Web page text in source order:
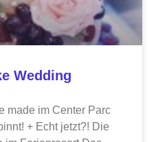
Wedding
made im Center Parc
+ Echt jetzt?! Die